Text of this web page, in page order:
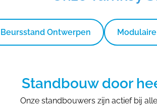
Beursstand Ontwerpen
Standbouw door
Onze standbouwers zijn actief bij